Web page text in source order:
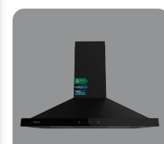
Leistungsstufen, Licht